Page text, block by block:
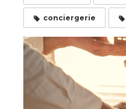
conciergerie